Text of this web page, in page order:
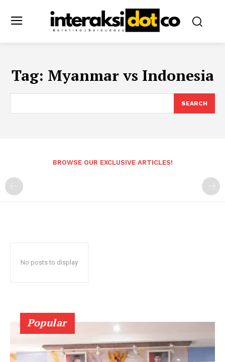
Tag: Myanmar vs Indonesia
SEARCH
BROWSE OUR EXCLUSIVE ARTICLES!
No posts to display
Popular